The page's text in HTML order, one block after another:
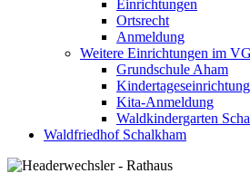
Einrichtungen
Ortsrecht
Anmeldung
Weitere Einrichtungen im
Grundschule Aham
Kita-Anmeldung
Waldkindergarten
Waldfriedhof Schalkham